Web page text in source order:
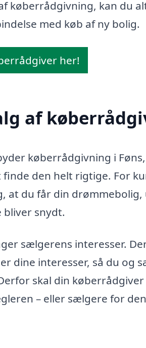
køberrådgivning, kan du
med køb af ny bolig.
her!
af
køberrådgivning i
den helt rigtige. For
at du får din
bliver snydt.
sælgerens interesser.
dine interesser, så du og
skal din
– eller sælgere for